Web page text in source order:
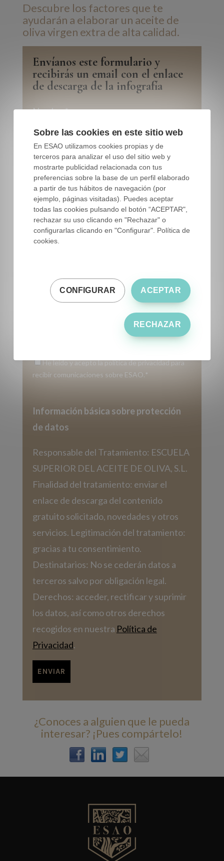
Descubre los factores que te
ayudarán a elaborar un aceite de
oliva virgen extra de alta calidad.
Envíanos este formulario y
recibirás un email con el enlace
de descarga de la infografía
Nombre*
Apellido *
Correo*
Número de teléfono*
He leído y acepto la política de privacidad para
recibir comunicaciones sobre ESAO.*
Información básica sobre protección
de datos
Responsable del Tratamiento: ESCUELA
SUPERIOR DEL ACEITE DE OLIVA, S.L.
Finalidad del tratamiento: enviar el
enlace de descarga del contenido
gratuito solicitado, novedades y otros
servicios. Legitimación del tratamiento:
gracias a tu consentimiento.
Destinatarios: No se cederán datos a
terceros salvo por obligación legal.
Derechos: acceder, rectificar y suprimir
los datos, así como otros derechos
recogidos en nuestra Política de
Privacidad.
¿Conoces a alguien que le pueda
interesar? ¡Pues compártelo!
Sobre las cookies en este sitio web
En ESAO utilizamos cookies propias y de
terceros para analizar el uso del sitio web y
mostrarte publicidad relacionada con tus
preferencias sobre la base de un perfil elaborado
a partir de tus hábitos de navegación (por
ejemplo, páginas visitadas). Puedes aceptar
todas las cookies pulsando el botón “ACEPTAR",
rechazar su uso clicando en "Rechazar" o
configurarlas clicando en "Configurar". Política de
cookies.
ACEPTAR
CONFIGURAR
RECHAZAR